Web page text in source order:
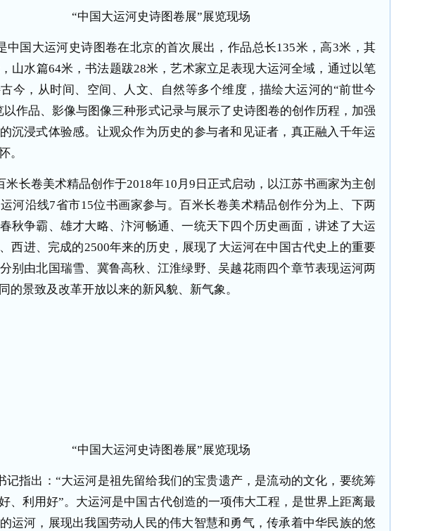
“中国大运河史诗图卷展”展览现场
中国大运河史诗图卷在北京的首次展出，作品总长135米，高3米，其
山水篇64米，书法题跋28米，艺术家立足表现大运河全域，通过以笔
今，从时间、空间、人文、自然等多个维度，描绘大运河的“前世今
以作品、影像与图像三种形式记录与展示了史诗图卷的创作历程，加强
沉浸式体验感。让观众作为历史的参与者和见证者，真正融入千年运
。
米长卷美术精品创作于2018年10 月 9 日正式启动，以江苏书画家为主创
河沿线7省市15位书画家参与。百米长卷美术精品创作分为上、下两
秋争霸、雄才大略、汴河畅通、一统天下四个历史画面，讲述了大运
西进、完成的2500年来的历史，展现了大运河在中国古代史上的重要
别由北国瑞雪、冀鲁高秋、江淮绿野、吴越花雨四个章节表现运河两
的景致及改革开放以来的新风貌、新气象。
“中国大运河史诗图卷展”展览现场
记指出：“大运河是祖先留给我们的宝贵遗产，是流动的文化，要统筹
、利用好”。大运河是中国古代创造的一项伟大工程，是世界上距离最
运河，展现出我国劳动人民的伟大智慧和勇气，传承着中华民族的悠